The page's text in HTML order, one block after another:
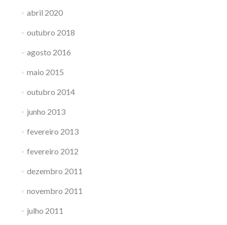
abril 2020
outubro 2018
agosto 2016
maio 2015
outubro 2014
junho 2013
fevereiro 2013
fevereiro 2012
dezembro 2011
novembro 2011
julho 2011